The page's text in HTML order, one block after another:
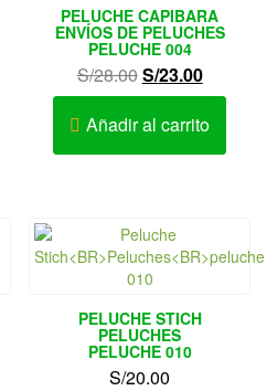
PELUCHE CAPIBARA
ENVÍOS DE PELUCHES
PELUCHE 004
S/28.00El
precio
original
S/23.00El
precio
actual
Añadir al carrito
PELUCHE STICH
PELUCHES
PELUCHE 010
S/20.00